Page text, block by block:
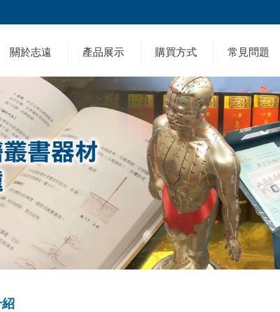
關於志遠 產品展示 購買方式 常見問題